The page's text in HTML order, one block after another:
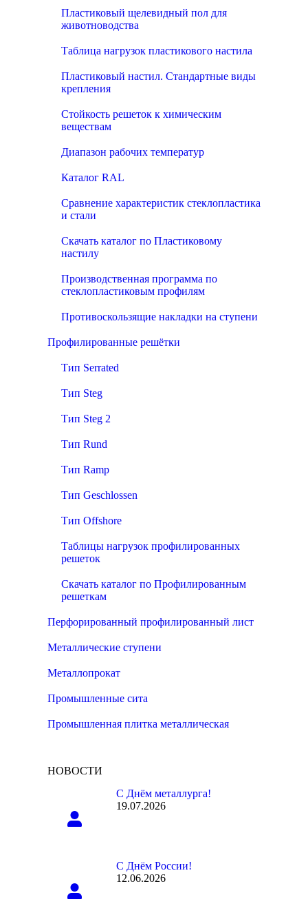
Пластиковый щелевидный пол для
животноводства
Таблица нагрузок пластикового настила
Пластиковый настил. Стандартные виды
крепления
Стойкость решеток к химическим
веществам
Диапазон рабочих температур
Каталог RAL
Сравнение характеристик стеклопластика
и стали
Скачать каталог по Пластиковому
настилу
Производственная программа по
стеклопластиковым профилям
Противоскользящие накладки на ступени
Профилированные решётки
Тип Serrated
Тип Steg
Тип Steg 2
Тип Rund
Тип Ramp
Тип Geschlossen
Тип Offshore
Таблицы нагрузок профилированных
решеток
Скачать каталог по Профилированным
решеткам
Перфорированный профилированный лист
Металлические ступени
Металлопрокат
Промышленные сита
Промышленная плитка металлическая
НОВОСТИ
С Днём металлурга!
19.07.2026
С Днём России!
12.06.2026